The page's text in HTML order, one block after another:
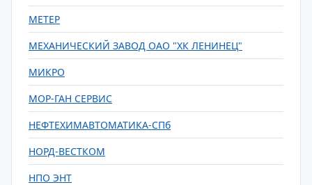
МЕТЕР
МЕХАНИЧЕСКИЙ ЗАВОД ОАО "ХК ЛЕНИНЕЦ"
МИКРО
МОР-ГАН СЕРВИС
НЕФТЕХИМАВТОМАТИКА-СПб
НОРД-ВЕСТКОМ
НПО ЭНТ